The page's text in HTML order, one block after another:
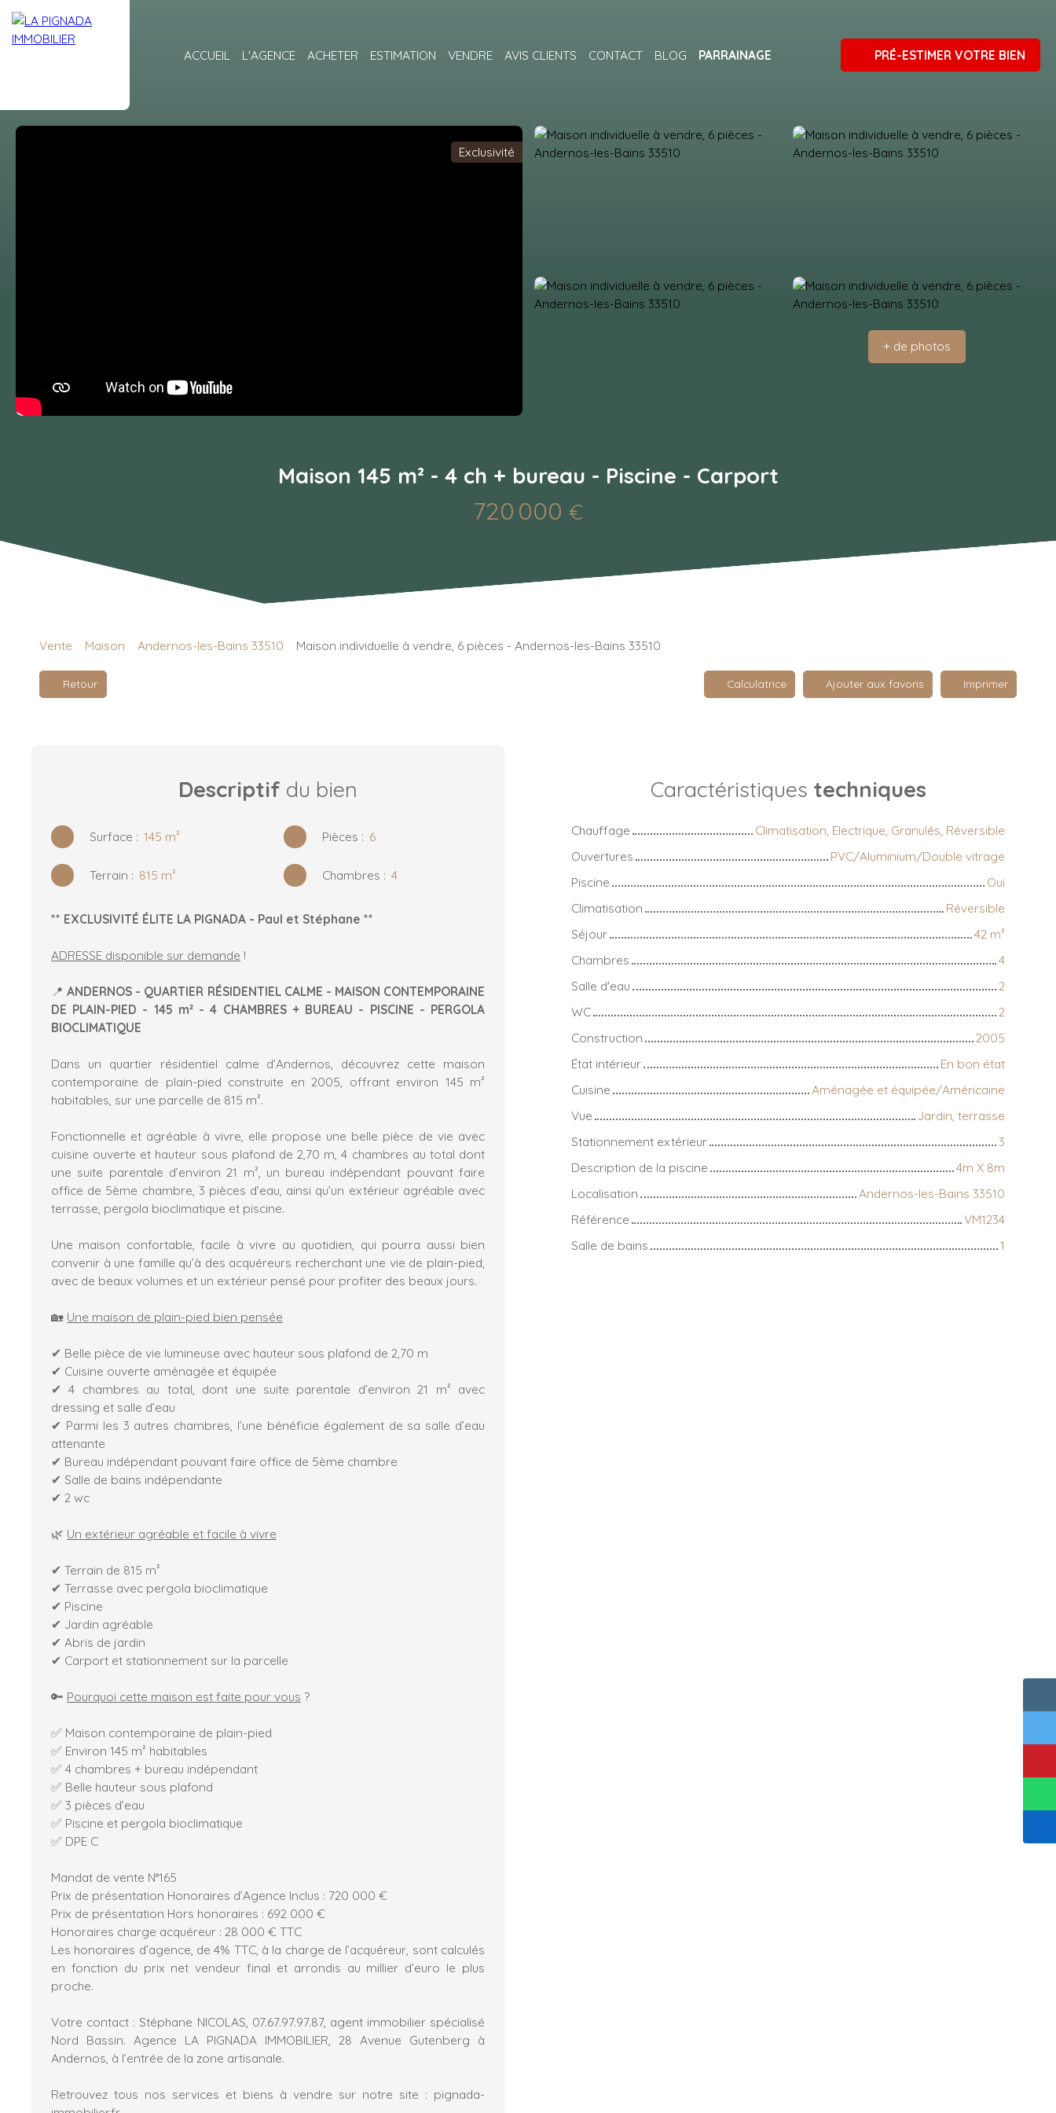
ACCUEIL L'AGENCE ACHETER ESTIMATION VENDRE AVIS CLIENTS CONTACT BLOG PARRAINAGE PRÉ-ESTIMER VOTRE BIEN
Exclusivité
+ de photos
Maison 145 m² - 4 ch + bureau - Piscine - Carport
720 000 €
Vente Maison Andernos-les-Bains 33510 Maison individuelle à vendre, 6 pièces - Andernos-les-Bains 33510
Retour Calculatrice Ajouter aux favoris Imprimer
Descriptif du bien
Surface : 145 m² Pièces : 6
Terrain : 815 m² Chambres : 4
** EXCLUSIVITÉ ÉLITE LA PIGNADA - Paul et Stéphane **
ADRESSE disponible sur demande !
📍ANDERNOS - QUARTIER RÉSIDENTIEL CALME - MAISON CONTEMPORAINE
DE PLAIN-PIED - 145 m² - 4 CHAMBRES + BUREAU - PISCINE - PERGOLA
BIOCLIMATIQUE
Dans un quartier résidentiel calme d’Andernos, découvrez cette maison
contemporaine de plain-pied construite en 2005, offrant environ 145 m²
habitables, sur une parcelle de 815 m².
Fonctionnelle et agréable à vivre, elle propose une belle pièce de vie avec
cuisine ouverte et hauteur sous plafond de 2,70 m, 4 chambres au total dont
une suite parentale d’environ 21 m², un bureau indépendant pouvant faire
office de 5ème chambre, 3 pièces d’eau, ainsi qu’un extérieur agréable avec
terrasse, pergola bioclimatique et piscine.
Une maison confortable, facile à vivre au quotidien, qui pourra aussi bien
convenir à une famille qu’à des acquéreurs recherchant une vie de plain-pied,
avec de beaux volumes et un extérieur pensé pour profiter des beaux jours.
🏡 Une maison de plain-pied bien pensée
✔ Belle pièce de vie lumineuse avec hauteur sous plafond de 2,70 m
✔ Cuisine ouverte aménagée et équipée
✔ 4 chambres au total, dont une suite parentale d’environ 21 m² avec
dressing et salle d’eau
✔ Parmi les 3 autres chambres, l’une bénéficie également de sa salle d’eau
attenante
✔ Bureau indépendant pouvant faire office de 5ème chambre
✔ Salle de bains indépendante
✔ 2 wc
🌿 Un extérieur agréable et facile à vivre
✔ Terrain de 815 m²
✔ Terrasse avec pergola bioclimatique
✔ Piscine
✔ Jardin agréable
✔ Abris de jardin
✔ Carport et stationnement sur la parcelle
🔑 Pourquoi cette maison est faite pour vous ?
✅ Maison contemporaine de plain-pied
✅ Environ 145 m² habitables
✅ 4 chambres + bureau indépendant
✅ Belle hauteur sous plafond
✅ 3 pièces d’eau
✅ Piscine et pergola bioclimatique
✅ DPE C
Mandat de vente N°165
Prix de présentation Honoraires d’Agence Inclus : 720 000 €
Prix de présentation Hors honoraires : 692 000 €
Honoraires charge acquéreur : 28 000 € TTC
Les honoraires d’agence, de 4% TTC, à la charge de l’acquéreur, sont calculés
en fonction du prix net vendeur final et arrondis au millier d’euro le plus
proche.
Votre contact : Stéphane NICOLAS, 07.67.97.97.87, agent immobilier spécialisé
Nord Bassin. Agence LA PIGNADA IMMOBILIER, 28 Avenue Gutenberg à
Andernos, à l’entrée de la zone artisanale.
Retrouvez tous nos services et biens à vendre sur notre site : pignada-
Caractéristiques techniques
Chauffage
Climatisation, Electrique, Granulés, Réversible
Ouvertures
PVC/Aluminium/Double vitrage
Piscine
Oui
Climatisation
Réversible
Séjour
42 m²
Chambres
4
Salle d'eau
2
WC
2
Construction
2005
État intérieur
En bon état
Cuisine
Aménagée et équipée/Américaine
Vue
Jardin, terrasse
Stationnement extérieur
3
Description de la piscine
4m X 8m
Localisation
Andernos-les-Bains 33510
Référence
VM1234
Salle de bains
1